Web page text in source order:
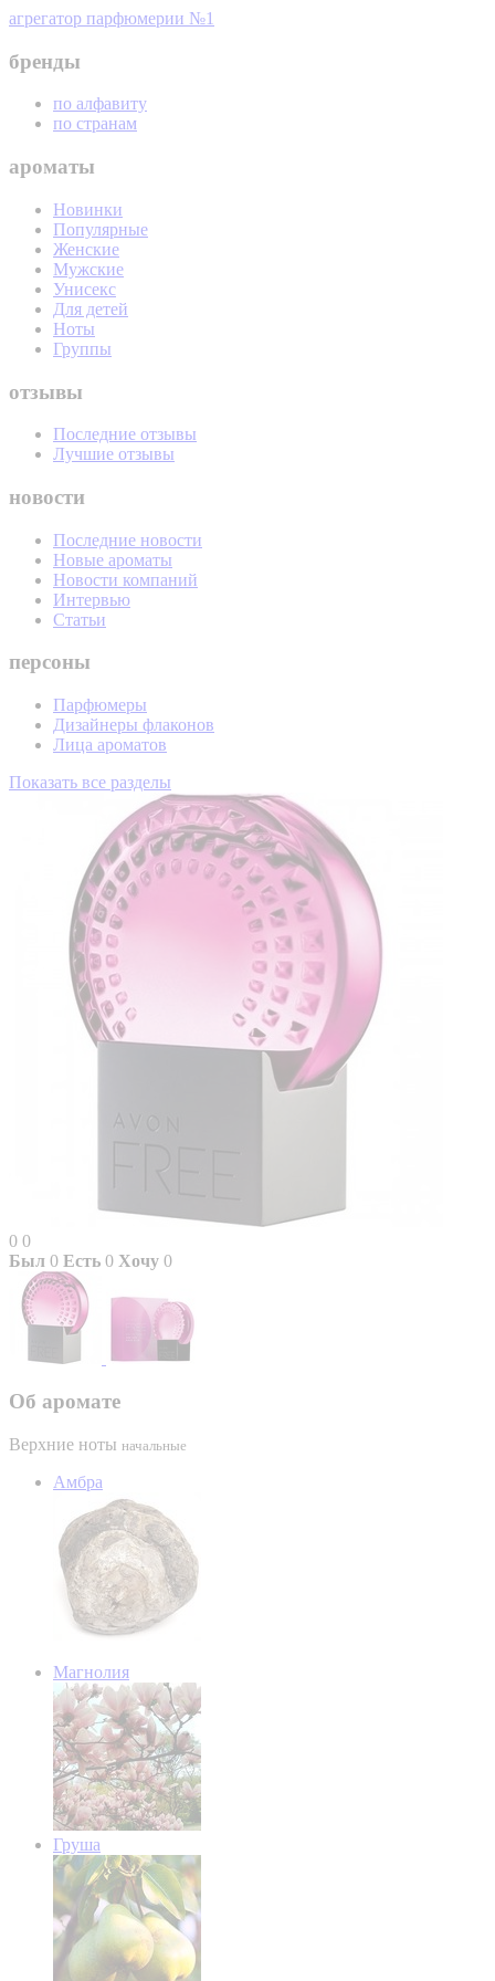
агрегатор парфюмерии №1
бренды
по алфавиту
по странам
ароматы
Новинки
Популярные
Женские
Мужские
Унисекс
Для детей
Ноты
Группы
отзывы
Последние отзывы
Лучшие отзывы
новости
Последние новости
Новые ароматы
Новости компаний
Интервью
Статьи
персоны
Парфюмеры
Дизайнеры флаконов
Лица ароматов
Показать все разделы
0 0
Был 0 Есть 0 Хочу 0
Об аромате
Верхние ноты начальные
Амбра
Магнолия
Груша